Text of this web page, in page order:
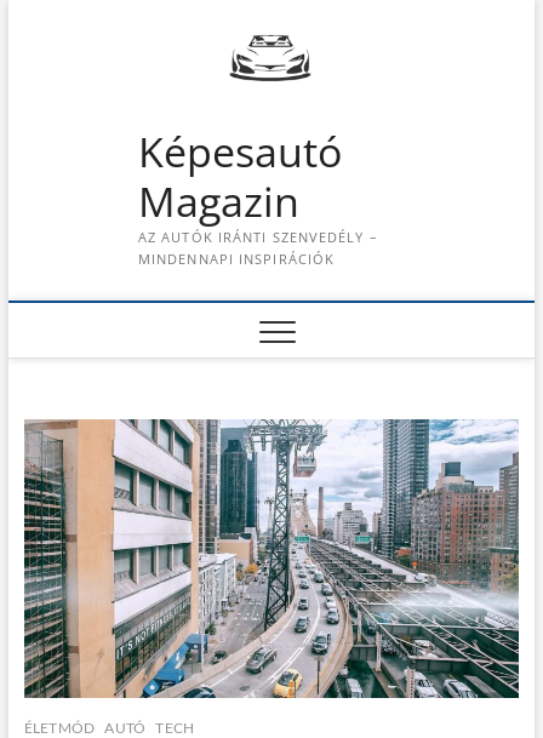
n
Képesautó
Magazin
AZ AUTÓK IRÁNTI SZENVEDÉLY –
MINDENNAPI INSPIRÁCIÓK
ÉLETMÓD AUTÓ TECH